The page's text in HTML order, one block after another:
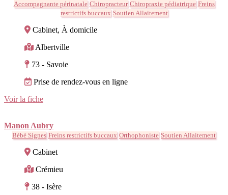
Accompagnante périnatale Chiropracteur Chiropraxie pédiatrique Freins
restrictifs buccaux Soutien Allaitement
Cabinet, À domicile
Albertville
73 - Savoie
Prise de rendez-vous en ligne
Voir la fiche
Manon Aubry
Bébé Signes Freins restrictifs buccaux Orthophoniste Soutien Allaitement
Cabinet
Crémieu
38 - Isère